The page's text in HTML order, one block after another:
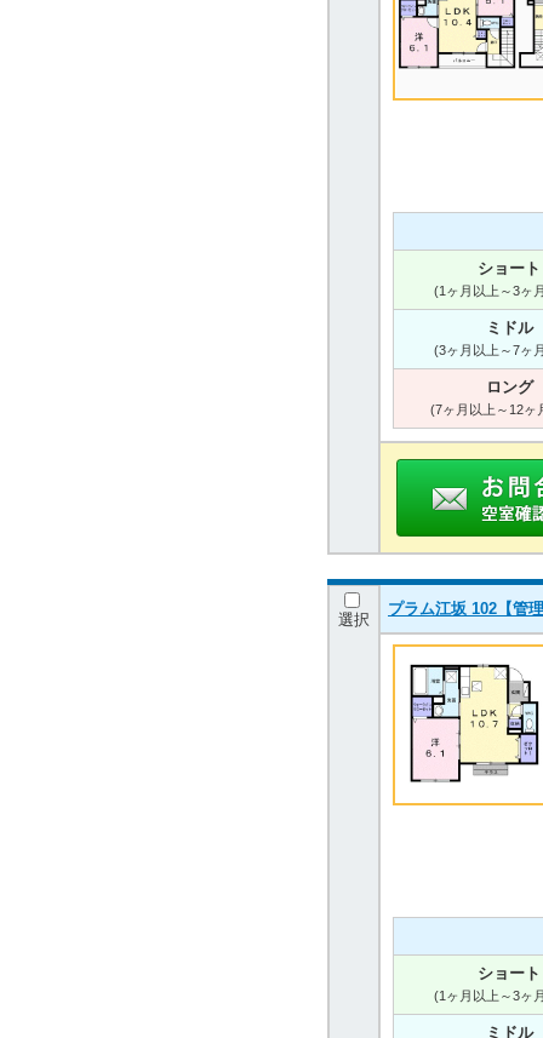
ショート
(1ヶ月以上～3ヶ
ミドル
(3ヶ月以上～7ヶ
ロング
(7ヶ月以上～12ヶ
選択
プラム江坂 102【管
ショート
(1ヶ月以上～3ヶ
ミドル